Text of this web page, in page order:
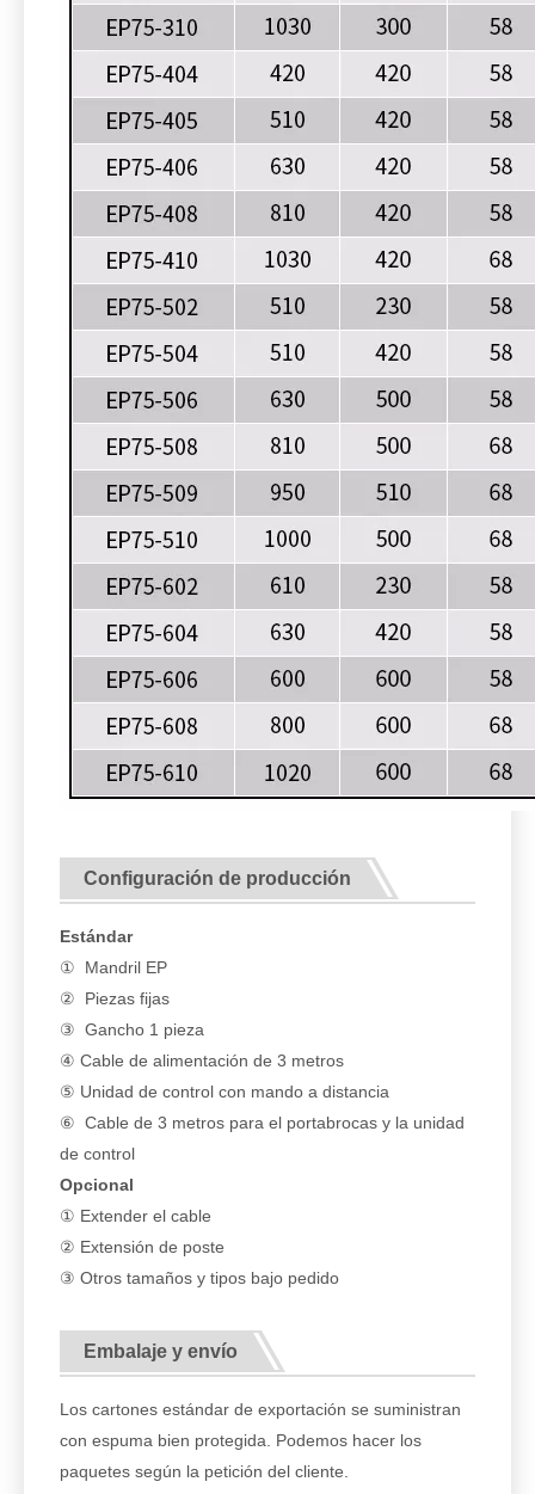
Configuración de producción
Estándar
① Mandril EP
② Piezas fijas
③ Gancho 1 pieza
④ Cable de alimentación de 3 metros
⑤ Unidad de control con mando a distancia
⑥ Cable de 3 metros para el portabrocas y la unidad
de control
Opcional
① Extender el cable
② Extensión de poste
③ Otros tamaños y tipos bajo pedido
Embalaje y envío
Los cartones estándar de exportación se suministran
con espuma bien protegida. Podemos hacer los
paquetes según la petición del cliente.